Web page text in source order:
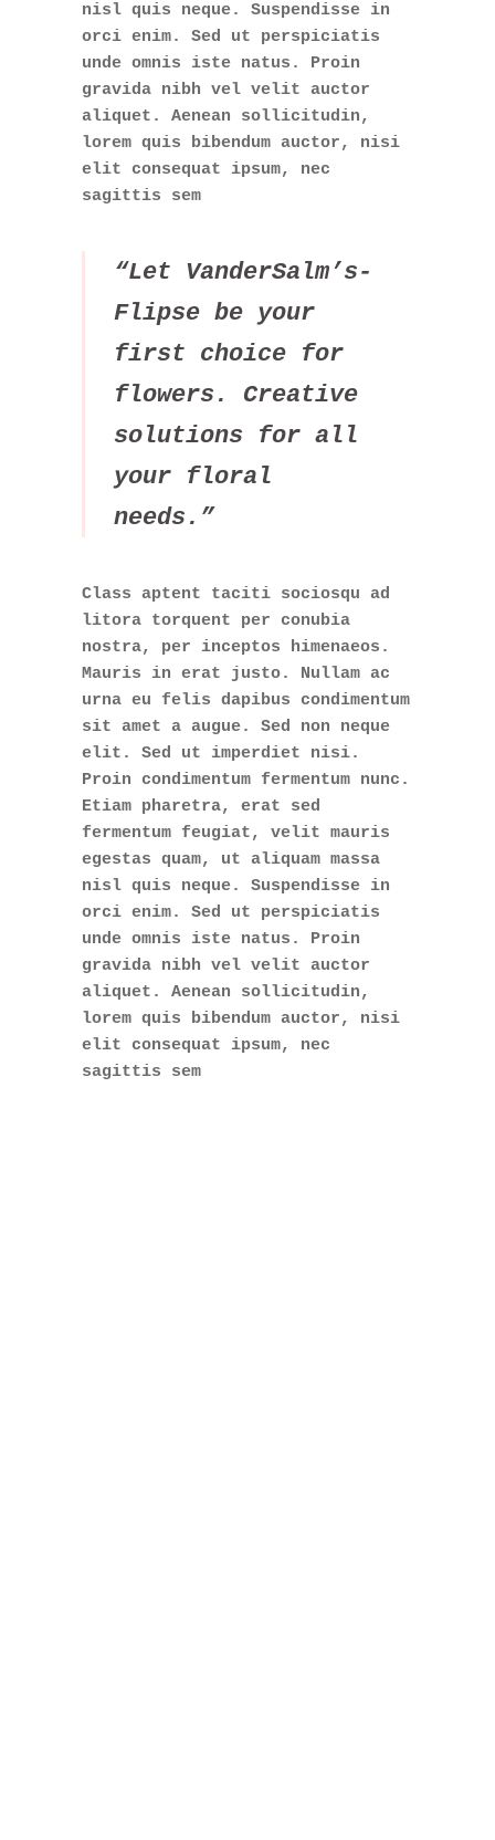
nisl quis neque. Suspendisse in
orci enim. Sed ut perspiciatis
unde omnis iste natus. Proin
gravida nibh vel velit auctor
aliquet. Aenean sollicitudin,
lorem quis bibendum auctor, nisi
elit consequat ipsum, nec
sagittis sem
“Let VanderSalm’s-
Flipse be your
first choice for
flowers. Creative
solutions for all
your floral
needs.”
Class aptent taciti sociosqu ad
litora torquent per conubia
nostra, per inceptos himenaeos.
Mauris in erat justo. Nullam ac
urna eu felis dapibus condimentum
sit amet a augue. Sed non neque
elit. Sed ut imperdiet nisi.
Proin condimentum fermentum nunc.
Etiam pharetra, erat sed
fermentum feugiat, velit mauris
egestas quam, ut aliquam massa
nisl quis neque. Suspendisse in
orci enim. Sed ut perspiciatis
unde omnis iste natus. Proin
gravida nibh vel velit auctor
aliquet. Aenean sollicitudin,
lorem quis bibendum auctor, nisi
elit consequat ipsum, nec
sagittis sem